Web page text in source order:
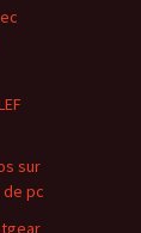
sur
pc